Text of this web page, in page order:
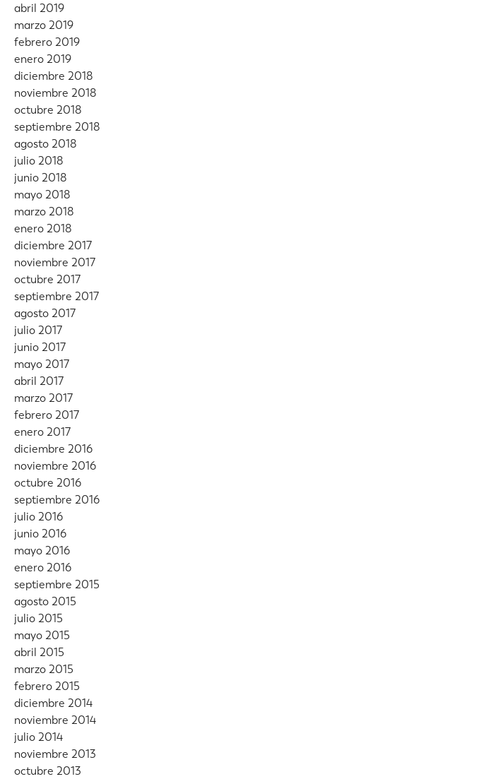
abril 2019
marzo 2019
febrero 2019
enero 2019
diciembre 2018
noviembre 2018
octubre 2018
septiembre 2018
agosto 2018
julio 2018
junio 2018
mayo 2018
marzo 2018
enero 2018
diciembre 2017
noviembre 2017
octubre 2017
septiembre 2017
agosto 2017
julio 2017
junio 2017
mayo 2017
abril 2017
marzo 2017
febrero 2017
enero 2017
diciembre 2016
noviembre 2016
octubre 2016
septiembre 2016
julio 2016
junio 2016
mayo 2016
enero 2016
septiembre 2015
agosto 2015
julio 2015
mayo 2015
abril 2015
marzo 2015
febrero 2015
diciembre 2014
noviembre 2014
julio 2014
noviembre 2013
octubre 2013